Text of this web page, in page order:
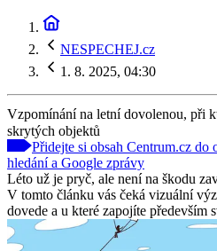
NESPECHEJ.cz
1. 8. 2025, 04:30
Vzpomínání na letní dovolenou, při
skrytých objektů
Přidejte si obsah Centrum.cz
hledání a Google zprávy
Léto už je pryč, ale není na škodu
V tomto článku vás čeká vizuální
dovede a u které zapojíte především